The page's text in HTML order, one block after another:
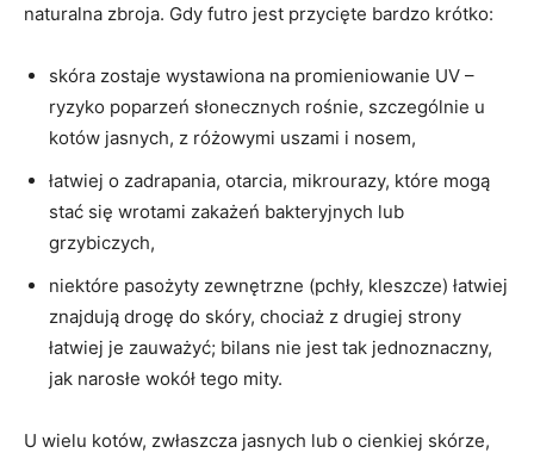
naturalna zbroja. Gdy futro jest przycięte bardzo krótko:
skóra zostaje wystawiona na promieniowanie UV –
ryzyko poparzeń słonecznych rośnie, szczególnie u
kotów jasnych, z różowymi uszami i nosem,
łatwiej o zadrapania, otarcia, mikrourazy, które mogą
stać się wrotami zakażeń bakteryjnych lub
grzybiczych,
niektóre pasożyty zewnętrzne (pchły, kleszcze) łatwiej
znajdują drogę do skóry, chociaż z drugiej strony
łatwiej je zauważyć; bilans nie jest tak jednoznaczny,
jak narosłe wokół tego mity.
U wielu kotów, zwłaszcza jasnych lub o cienkiej skórze,